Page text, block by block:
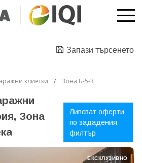
Запази търсенето
клиетки Зона Б-5-3
Зона
Липсват оферти
по зададения
филтър
ЕКСКЛУЗИВНО